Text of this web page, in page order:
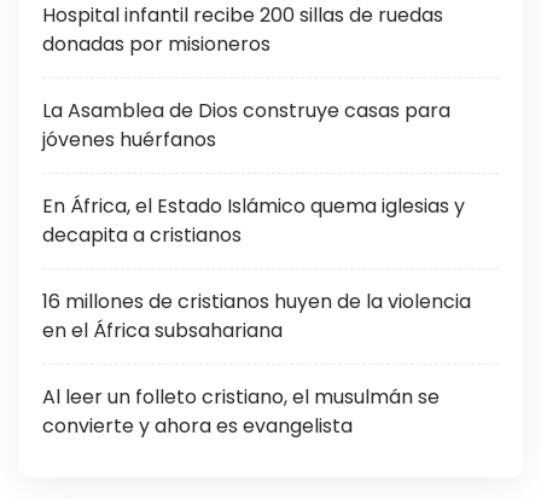
Hospital infantil recibe 200 sillas de ruedas
donadas por misioneros
La Asamblea de Dios construye casas para
jóvenes huérfanos
En África, el Estado Islámico quema iglesias y
decapita a cristianos
16 millones de cristianos huyen de la violencia
en el África subsahariana
Al leer un folleto cristiano, el musulmán se
convierte y ahora es evangelista